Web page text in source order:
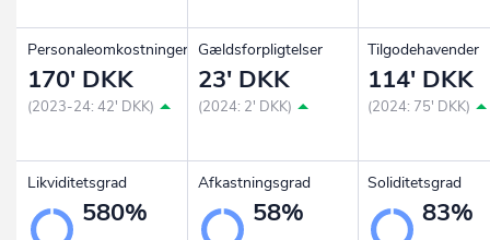
Personaleomkostninger
170' DKK
(2023-24: 42' DKK)
Gældsforpligtelser
23' DKK
(2024: 2' DKK)
Tilgodehavender
114' DKK
(2024: 75' DKK)
Likviditetsgrad
580%
Afkastningsgrad
58%
Soliditetsgrad
83%